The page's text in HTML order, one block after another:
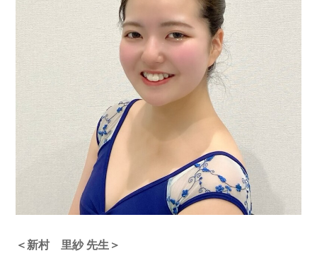
＜新村 里紗 先生＞